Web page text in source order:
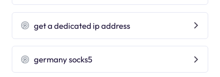
get a dedicated ip address
germany socks5